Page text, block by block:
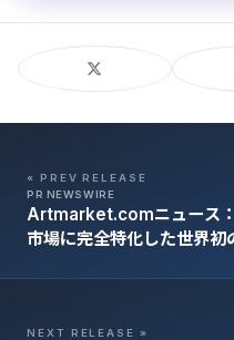
« PREV RELEASE
PR NEWSWIRE
Artmarket.comニュース
市場に完全特化した世界
NEXT RELEASE »